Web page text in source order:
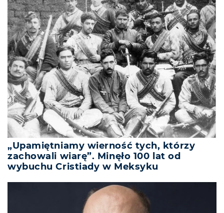
„Upamiętniamy wierność tych, którzy
zachowali wiarę”. Minęło 100 lat od
wybuchu Cristiady w Meksyku